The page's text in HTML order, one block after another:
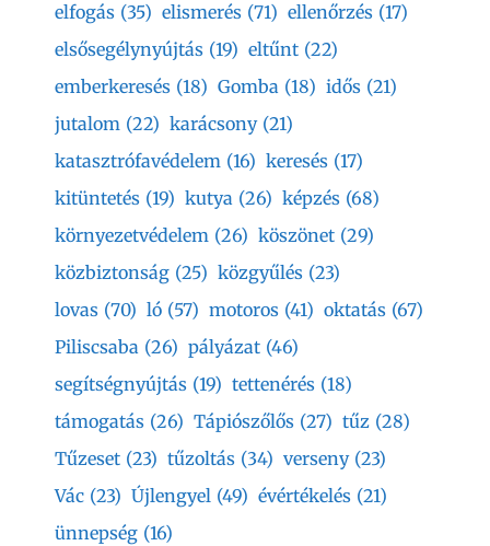
elfogás (35) elismerés (71) ellenőrzés (17)
elsősegélynyújtás (19) eltűnt (22)
emberkeresés (18) Gomba (18) idős (21)
jutalom (22) karácsony (21)
katasztrófavédelem (16) keresés (17)
kitüntetés (19) kutya (26) képzés (68)
környezetvédelem (26) köszönet (29)
közbiztonság (25) közgyűlés (23)
lovas (70) ló (57) motoros (41) oktatás (67)
Piliscsaba (26) pályázat (46)
segítségnyújtás (19) tettenérés (18)
támogatás (26) Tápiószőlős (27) tűz (28)
Tűzeset (23) tűzoltás (34) verseny (23)
Vác (23) Újlengyel (49) évértékelés (21)
ünnepség (16)